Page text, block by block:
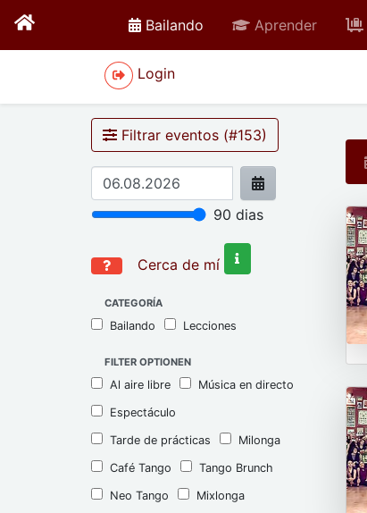
Bailando active Aprender
Login
Filtrar eventos (#153)
90 dias
Cerca de mí
CATEGORÍA
Bailando Lecciones
FILTER OPTIONEN
Al aire libre Música en directo
Espectáculo
Tarde de prácticas Milonga
Café Tango Tango Brunch
Neo Tango Mixlonga